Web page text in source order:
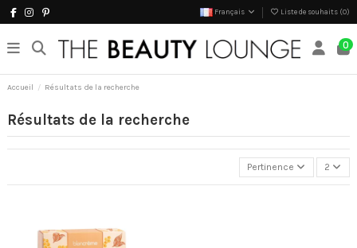
Français Liste de souhaits (0)
0
Accueil Résultats de la recherche
Résultats de la recherche
Pertinence 2